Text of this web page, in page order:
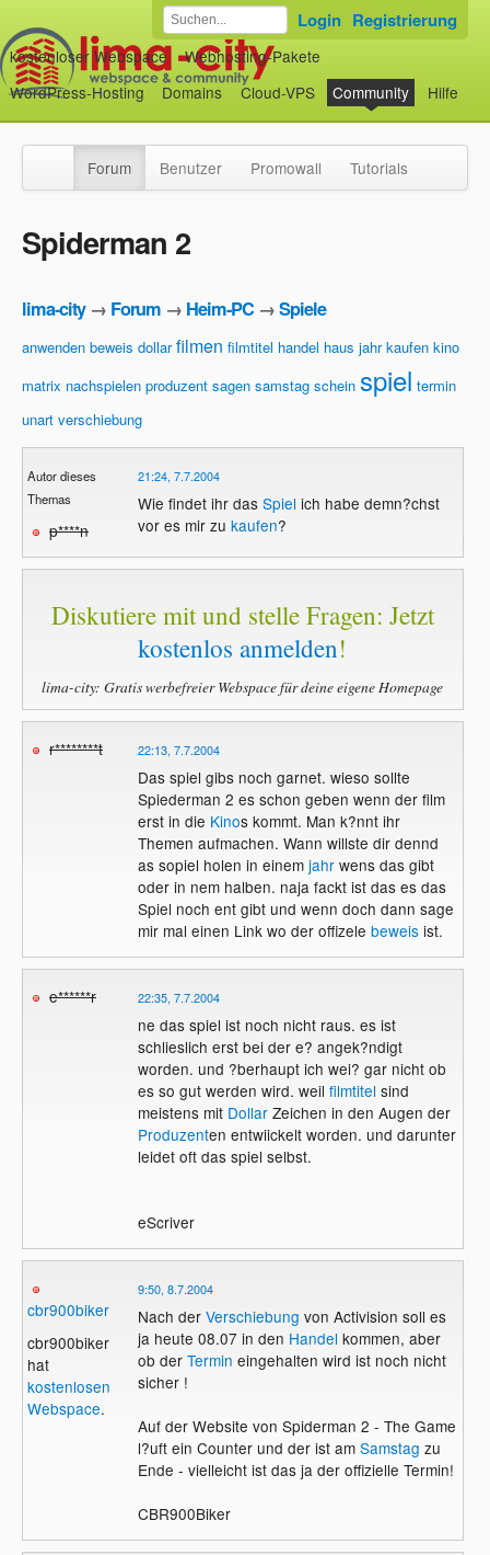
kostenloser Webspace
Webhosting-Pakete
WordPress-Hosting
Domains Cloud-VPS Community Hilfe
Login Registrierung
Forum Benutzer Promowall Tutorials
Spiderman 2
lima-city→ Forum → Heim-PC →Spiele
anwenden beweis dollar filmen filmtitel handel haus jahr kaufen kino
matrix nachspielen produzent sagen samstag schein spiel termin
unart verschiebung
Autor dieses
Themas
p****n
21:24, 7.7.2004
Wie findet ihr das Spiel ich habe demn?chst
vor es mir zu kaufen?
Diskutiere mit und stelle Fragen: Jetzt
kostenlos anmelden!
lima-city: Gratis werbefreier Webspace für deine eigene Homepage
r********t 22:13, 7.7.2004
Das spiel gibs noch garnet. wieso sollte
Spiederman 2 es schon geben wenn der film
erst in die Kinos kommt. Man k?nnt ihr
Themen aufmachen. Wann willste dir dennd
as sopiel holen in einem jahrwens das gibt
oder in nem halben. naja fackt ist das es das
Spiel noch ent gibt und wenn doch dann sage
mir mal einen Link wo der offizele beweisist.
e******r 22:35, 7.7.2004
ne das spiel ist noch nicht raus. es ist
schlieslich erst bei der e? angek?ndigt
worden. und ?berhaupt ich wei? gar nicht ob
es so gut werden wird. weil filmtitel sind
meistens mit DollarZeichen in den Augen der
Produzenten entwiickelt worden. und darunter
leidet oft das spiel selbst.
eScriver
cbr900biker
cbr900biker
hat
kostenlosen
Webspace.
9:50, 8.7.2004
Nach der Verschiebung von Activision soll es
ja heute 08.07 in den Handel kommen, aber
ob der Termin eingehalten wird ist noch nicht
sicher !
Auf der Website von Spiderman 2 - The Game
l?uft ein Counter und der ist am Samstag zu
Ende - vielleicht ist das ja der offizielle Termin!
CBR900Biker